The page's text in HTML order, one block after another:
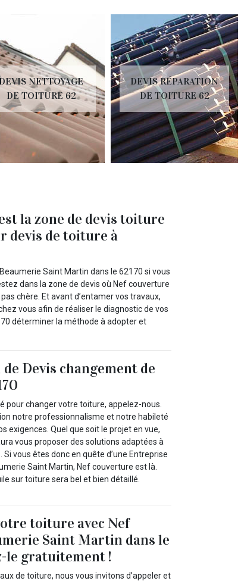
NETTOYAGE
DE TOITURE 62
DEVIS RÉPARATION
DE TOITURE 62
la zone de devis toiture
devis de toiture à
Saint Martin dans le 62170 si vous
dans la zone de devis où Nef couverture
chère. Et avant d’entamer vos travaux,
vous afin de réaliser le diagnostic de vos
déterminer la méthode à adopter et
Devis changement de
pour changer votre toiture, appelez-nous.
notre professionnalisme et notre habileté
exigences. Quel que soit le projet en vue,
vous proposer des solutions adaptées à
vous êtes donc en quête d’une Entreprise
Saint Martin, Nef couverture est là.
sur toiture sera bel et bien détaillé.
toiture avec Nef
Saint Martin dans le
le gratuitement !
de toiture, nous vous invitons d’appeler et